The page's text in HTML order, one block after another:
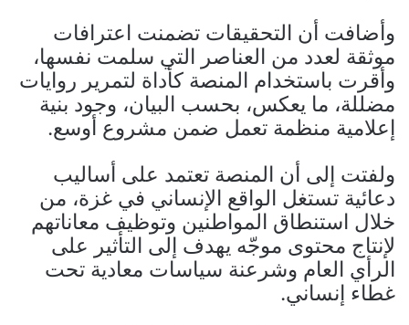
وأضافت أن التحقيقات تضمنت اعترافات
موثقة لعدد من العناصر التي سلمت نفسها،
وأقرت باستخدام المنصة كأداة لتمرير روايات
مضللة، ما يعكس، بحسب البيان، وجود بنية
إعلامية منظمة تعمل ضمن مشروع أوسع.
ولفتت إلى أن المنصة تعتمد على أساليب
دعائية تستغل الواقع الإنساني في غزة، من
خلال استنطاق المواطنين وتوظيف معاناتهم
لإنتاج محتوى موجّه يهدف إلى التأثير على
الرأي العام وشرعنة سياسات معادية تحت
غطاء إنساني.